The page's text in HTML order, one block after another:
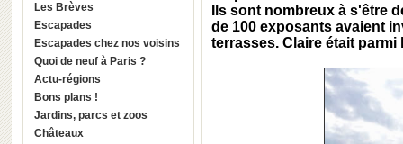
Les Brèves
Escapades
Escapades chez nos voisins
Quoi de neuf à Paris ?
Actu-régions
Bons plans !
Jardins, parcs et zoos
Châteaux
Ils sont nombreux à s'être
de 100 exposants avaient
terrasses. Claire était parmi